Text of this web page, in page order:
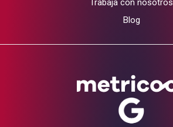
Trabaja con nosotros
Blog